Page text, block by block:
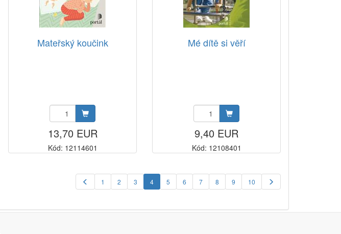
Mateřský koučink
13,70 EUR
Kód: 12114601
Mé dítě si věří
9,40 EUR
Kód: 12108401
1 2 3 4 5 6 7 8 9 10